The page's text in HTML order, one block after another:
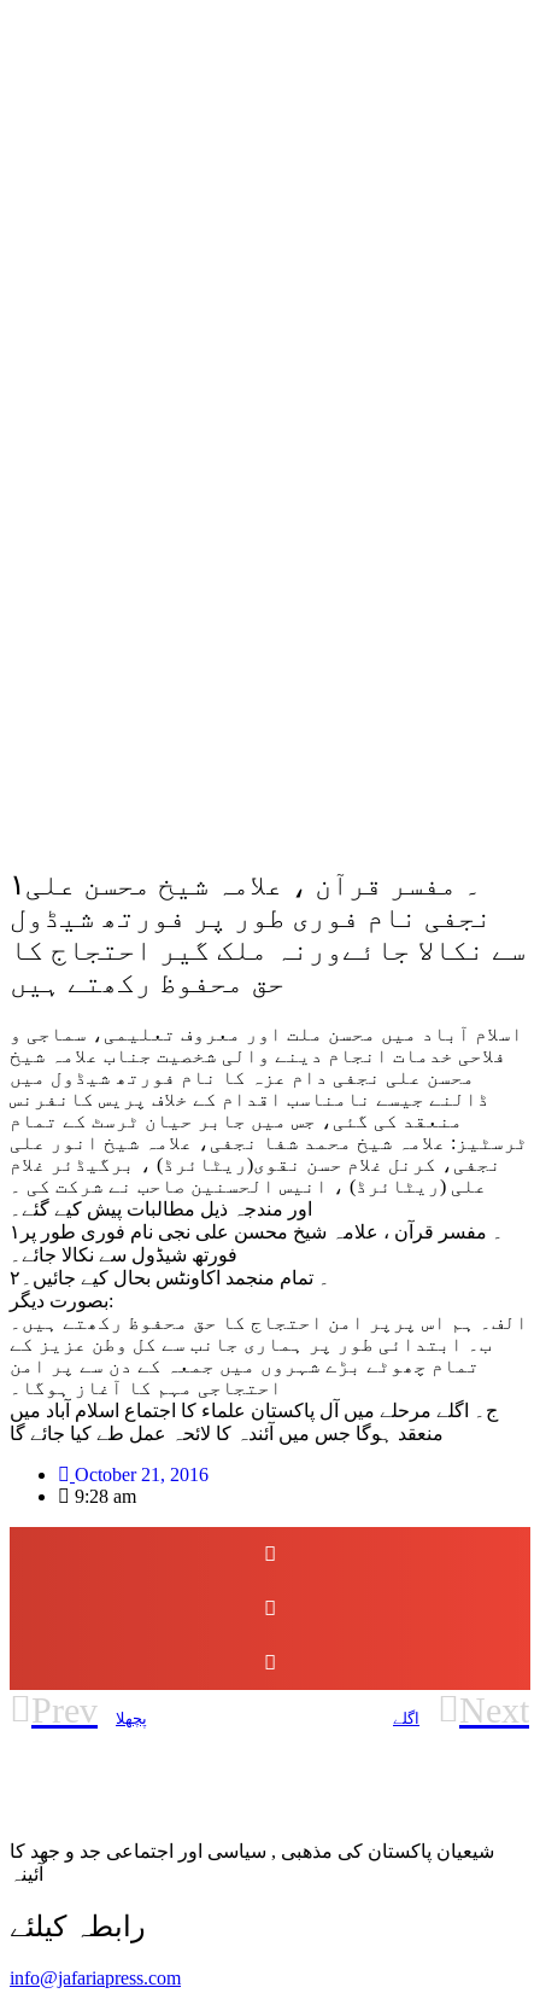
۱۔ مفسر قرآن ، علامہ شیخ محسن علی
نجفی نام فوری طور پر فورتھ شیڈول
سے نکالا جائےورنہ ملک گیر احتجاج کا
حق محفوظ رکھتے ہیں
اسلام آباد میں محسن ملت اور معروف تعلیمی، سماجی و
فلاحی خدمات انجام دینے والی شخصیت جناب علامہ شیخ
محسن علی نجفی دام عزہ کا نام فورتھ شیڈول میں
ڈالنے جیسے نامناسب اقدام کے خلاف پریس کانفرنس
منعقد کی گئی، جس میں جابر حیان ٹرسٹ کے تمام
ٹرسٹیز: علامہ شیخ محمد شفا نجفی، علامہ شیخ انور علی
نجفی، کرنل غلام حسن نقوی(ریٹائرڈ) ، برگیڈئر غلام
علی (ریٹائرڈ) ، انیس الحسنین صاحب نے شرکت کی ۔
اور مندجہ ذیل مطالبات پیش کیے گئے۔
۱۔ مفسر قرآن ، علامہ شیخ محسن علی نجی نام فوری طور پر
فورتھ شیڈول سے نکالا جائے۔
۲۔ تمام منجمد اکاونٹس بحال کیے جائیں۔
بصورت دیگر:
الف۔ ہم اس پرپر امن احتجاج کا حق محفوظ رکھتے ہیں۔
ب۔ ابتدائی طور پر ہماری جانب سے کل وطن عزیز کے
تمام چھوٹے بڑے شہروں میں جمعہ کے دن سے پر امن
احتجاجی مہم کا آغاز ہوگا۔
ج۔ اگلے مرحلے میں آل پاکستان علماء کا اجتماع اسلام آباد میں
منعقد ہوگا جس میں آئندہ کا لائحہ عمل طے کیا جائے گا
October 21, 2016
9:28 am
Prev پچھلا اگلے Next
شیعیان پاکستان کی مذهبی , سیاسی اور اجتماعی جد و جهد کا
آئینہ
info@jafariapress.com​